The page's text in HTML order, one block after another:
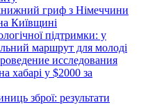
гриф з Німеччини
Київщині
підтримки: у
маршрут для молоді
исследования
хабарі у $2000 за
зброї: результати